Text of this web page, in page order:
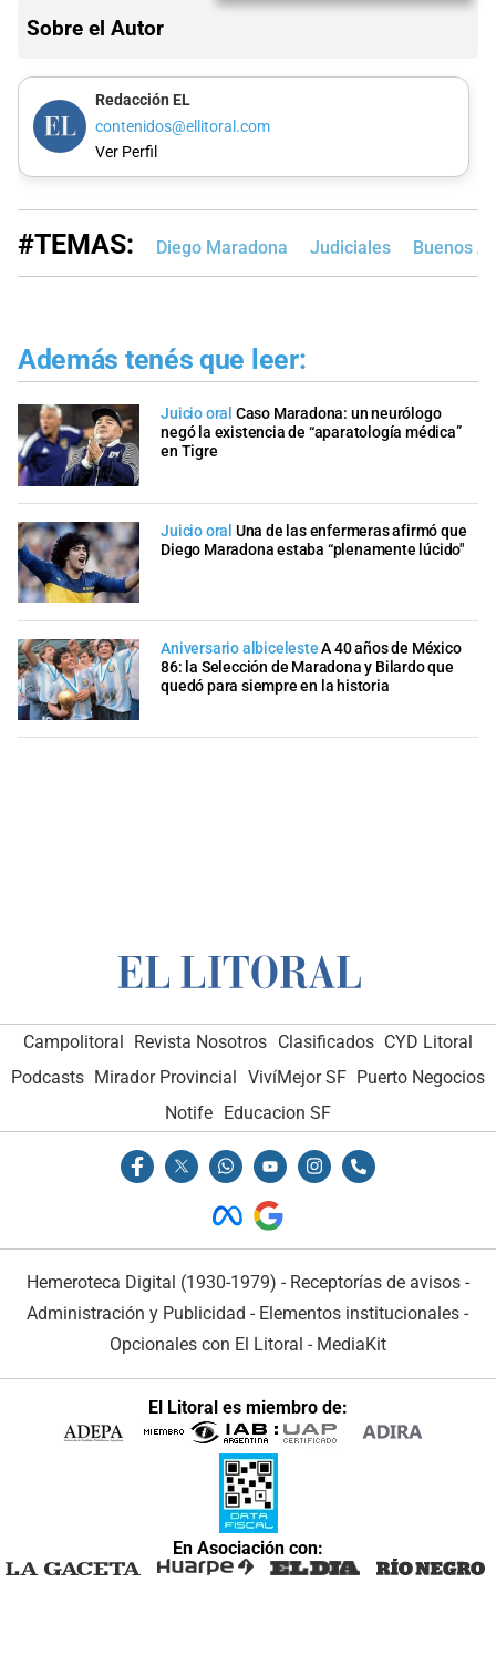
Sobre el Autor
Redacción EL
contenidos@ellitoral.com
Ver Perfil
#TEMAS: Diego Maradona Judiciales Buenos
Además tenés que leer:
Juicio oral Caso Maradona: un neurólogo
negó la existencia de “aparatología médica”
en Tigre
Juicio oral Una de las enfermeras afirmó que
Diego Maradona estaba “plenamente lúcido"
Aniversario albiceleste A 40 años de México
86: la Selección de Maradona y Bilardo que
quedó para siempre en la historia
Campolitoral Revista Nosotros Clasificados CYD Litoral
Podcasts Mirador Provincial VivíMejor SF Puerto Negocios
Notife Educacion SF
Hemeroteca Digital (1930-1979) - Receptorías de avisos -
Administración y Publicidad - Elementos institucionales -
Opcionales con El Litoral - MediaKit
El Litoral es miembro de:
En Asociación con: